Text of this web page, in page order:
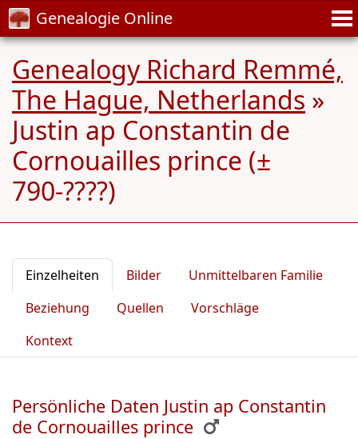
Genealogie Online
Genealogy Richard Remmé,
The Hague, Netherlands »
Justin ap Constantin de
Cornouailles prince (±
790-????)
Einzelheiten Bilder
Unmittelbaren Familie
Beziehung
Quellen
Vorschläge
Kontext
Persönliche Daten Justin ap Constantin
de Cornouailles prince